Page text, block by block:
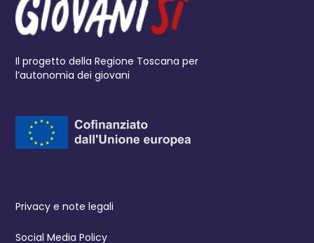
Il progetto della Regione Toscana per
l’autonomia dei giovani
Privacy e note legali
Social Media Policy